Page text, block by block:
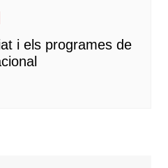
i els programes de